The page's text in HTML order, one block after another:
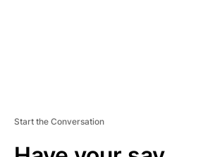
Start the Conversation